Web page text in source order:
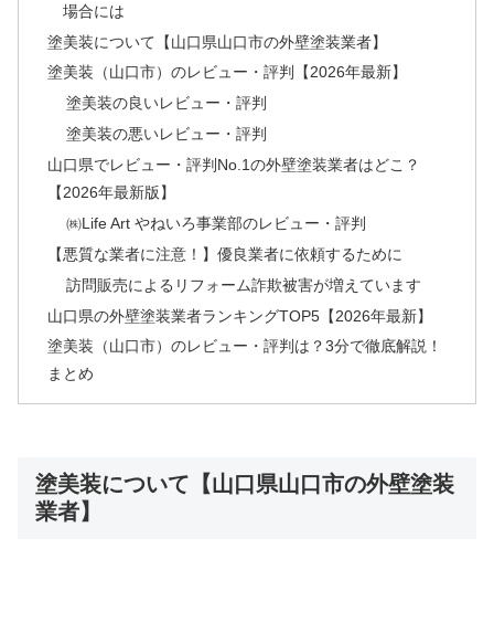
場合には
塗美装について【山口県山口市の外壁塗装業者】
塗美装（山口市）のレビュー・評判【2026年最新】
塗美装の良いレビュー・評判
塗美装の悪いレビュー・評判
山口県でレビュー・評判No.1の外壁塗装業者はどこ？
【2026年最新版】
㈱Life Art やねいろ事業部のレビュー・評判
【悪質な業者に注意！】優良業者に依頼するために
訪問販売によるリフォーム詐欺被害が増えています
山口県の外壁塗装業者ランキングTOP5【2026年最新】
塗美装（山口市）のレビュー・評判は？3分で徹底解説！
まとめ
塗美装について【山口県山口市の外壁塗装
業者】